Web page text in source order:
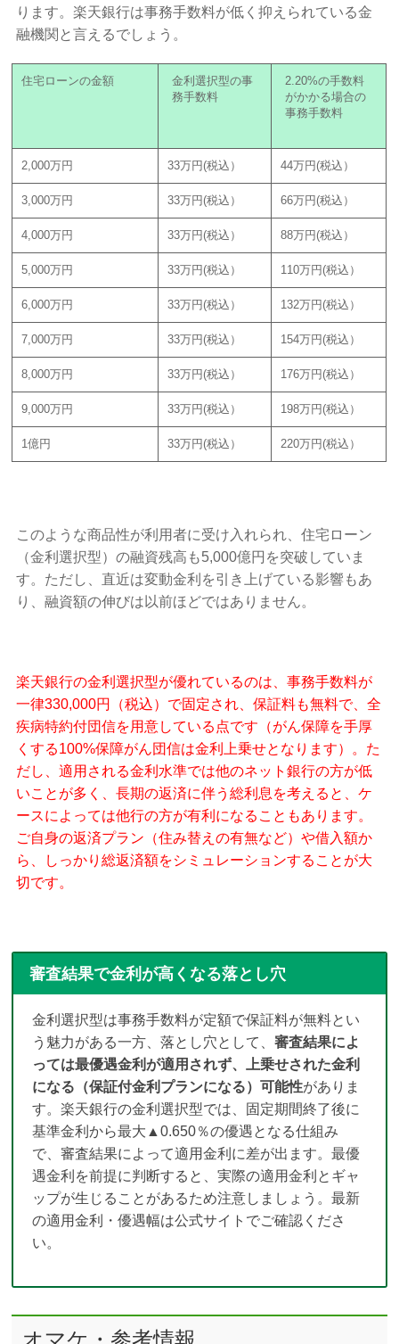
ります。楽天銀行は事務手数料が低く抑えられている金
融機関と言えるでしょう。
住宅ローンの金額
金利選択型の事
務手数料
2.20%の手数料
がかかる場合の
事務手数料
2,000万円 33万円(税込） 44万円(税込）
3,000万円 33万円(税込） 66万円(税込）
4,000万円 33万円(税込） 88万円(税込）
5,000万円 33万円(税込） 110万円(税込）
6,000万円 33万円(税込） 132万円(税込）
7,000万円 33万円(税込） 154万円(税込）
8,000万円 33万円(税込） 176万円(税込）
9,000万円 33万円(税込） 198万円(税込）
1億円 33万円(税込） 220万円(税込）
このような商品性が利用者に受け入れられ、住宅ローン
（金利選択型）の融資残高も5,000億円を突破していま
す。ただし、直近は変動金利を引き上げている影響もあ
り、融資額の伸びは以前ほどではありません。
楽天銀行の金利選択型が優れているのは、事務手数料が
一律330,000円（税込）で固定され、保証料も無料で、全
疾病特約付団信を用意している点です（がん保障を手厚
くする100%保障がん団信は金利上乗せとなります）。た
だし、適用される金利水準では他のネット銀行の方が低
いことが多く、長期の返済に伴う総利息を考えると、ケ
ースによっては他行の方が有利になることもあります。
ご自身の返済プラン（住み替えの有無など）や借入額か
ら、しっかり総返済額をシミュレーションすることが大
切です。
審査結果で金利が高くなる落とし穴
金利選択型は事務手数料が定額で保証料が無料とい
う魅力がある一方、落とし穴として、審査結果によ
っては最優遇金利が適用されず、上乗せされた金利
になる（保証付金利プランになる）可能性がありま
す。楽天銀行の金利選択型では、固定期間終了後に
基準金利から最大▲0.650％の優遇となる仕組み
で、審査結果によって適用金利に差が出ます。最優
遇金利を前提に判断すると、実際の適用金利とギャ
ップが生じることがあるため注意しましょう。最新
の適用金利・優遇幅は公式サイトでご確認くださ
い。
オマケ・参考情報